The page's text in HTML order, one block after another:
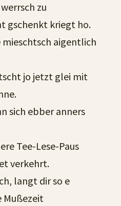
zu
gschenkt kriegt ho.
mieschtsch aigentlich
jo jetzt glei mit
sich ebber anners
Tee-Lese-Paus
verkehrt.
langt dir so e
Mußezeit